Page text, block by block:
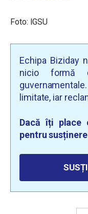
Foto: IGSU
Echipa Biziday
nicio formă
limitate, iar
Dacă îți place
pentru